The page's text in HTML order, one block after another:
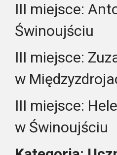
III miejsce:
Świnoujściu
III miejsce:
w
III miejsce:
w Świnoujściu